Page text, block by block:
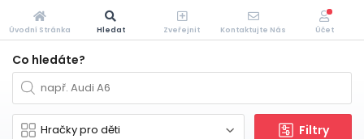
Co hledáte?
Filtry
Úvodní Stránka Hledat Zveřejnit Kontaktujte Nás Účet